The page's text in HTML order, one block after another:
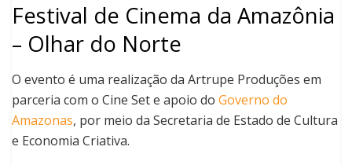
Festival de Cinema da Amazônia
– Olhar do Norte
O evento é uma realização da Artrupe Produções em
parceria com o Cine Set e apoio do Governo do
Amazonas, por meio da Secretaria de Estado de Cultura
e Economia Criativa.